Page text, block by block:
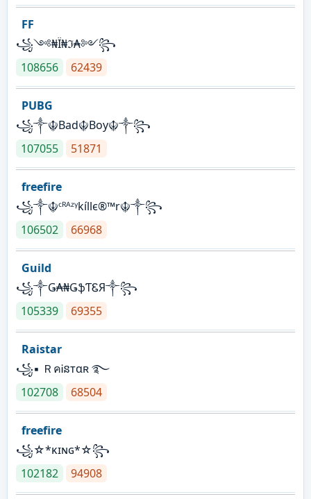
FF
꧁༺₦Ї₦ℑ₳༻꧂
108656
62439
PUBG
꧁༒☬Bad☬Boy☬༒꧂
107055
51871
freefire
꧁༒☬ᶜᴿᴬᶻᵞkíllє®™r☬༒꧂
106502
66968
Guild
꧁༒Ǥ₳₦ǤֆƬᏋЯ༒꧂
105339
69355
Raistar
꧁▪ ＲคᎥនтαʀ ࿐
102708
68504
freefire
꧁☆*κɪɴɢ*☆꧂
102182
94908